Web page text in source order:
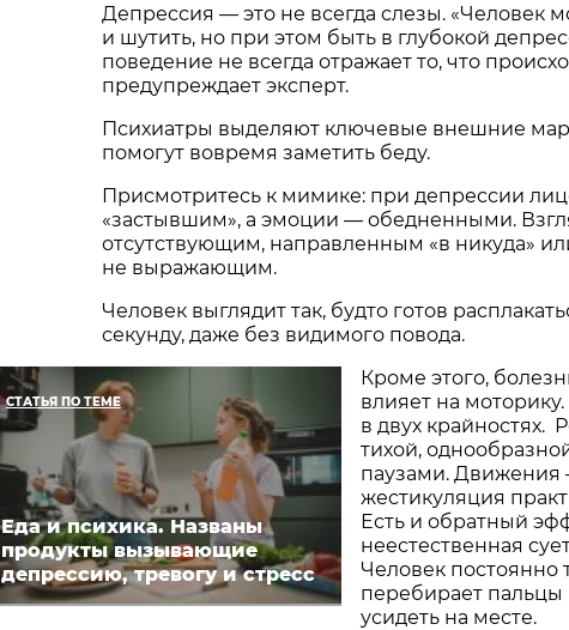
Депрессия — это не всегда слезы. «Человек
и шутить, но при этом быть в глубокой
поведение не всегда отражает то, что
предупреждает эксперт.
Психиатры выделяют ключевые внешние
помогут вовремя заметить беду.
Присмотритесь к мимике: при депрессии
«застывшим», а эмоции — обедненными.
отсутствующим, направленным «в никуда»
не выражающим.
Человек выглядит так, будто готов
секунду, даже без видимого повода.
СТАТЬЯ ПО ТЕМЕ
Еда и психика. Названы
продукты вызывающие
депрессию, тревогу и стресс
Кроме этого,
влияет на
в двух крайностях.
тихой,
паузами.
жестикуляция
Есть и обратный
неестественная
Человек постоянно
перебирает
усидеть на месте.